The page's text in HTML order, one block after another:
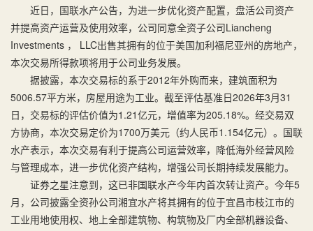
近日，国联水产公告，为进一步优化资产配置，盘活公司资产
并提高资产运营及使用效率，公司同意全资子公司Liancheng
Investments ， LLC出售其拥有的位于美国加利福尼亚州的房地产，
本次交易所得款项将用于公司业务发展。
据披露，本次交易标的系于2012年外购而来，建筑面积为
5006.57平方米，房屋用途为工业。截至评估基准日2026年3月31
日，交易标的评估价值为1.21亿元，增值率为205.18%。经交易双
方协商，本次交易定价为1700万美元（约人民币1.154亿元）。国联
水产表示，本次交易有利于提高公司运营效率，降低海外经营风险
与管理成本，进一步优化资产结构，增强公司长期持续发展能力。
证券之星注意到，这已非国联水产今年内首次转让资产。今年5
月，公司披露全资孙公司湘宜水产将其拥有的位于宜昌市枝江市的
工业用地使用权、地上全部建筑物、构筑物及厂内全部机器设备、